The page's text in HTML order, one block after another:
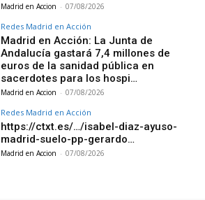
Madrid en Accion - 07/08/2026
Redes Madrid en Acción
Madrid en Acción: La Junta de
Andalucía gastará 7,4 millones de
euros de la sanidad pública en
sacerdotes para los hospi…
Madrid en Accion - 07/08/2026
Redes Madrid en Acción
https://ctxt.es/…/isabel-diaz-ayuso-
madrid-suelo-pp-gerardo…
Madrid en Accion - 07/08/2026